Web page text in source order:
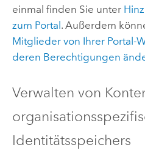
einmal finden Sie unter
zum Portal. Außerdem
Mitglieder von Ihrer Portal-
deren Berechtigungen
Verwalten von
Identitätsspeichers